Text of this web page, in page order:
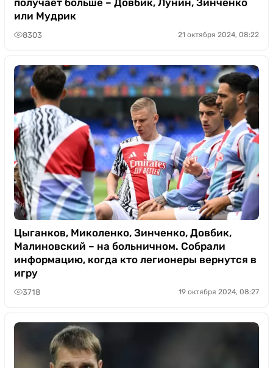
получает больше – Довбик, Лунин, Зинченко
или Мудрик
8303 21 октября 2024, 08:22
Цыганков, Миколенко, Зинченко, Довбик,
Малиновский – на больничном. Собрали
информацию, когда кто легионеры вернутся в
игру
3718 19 октября 2024, 08:27